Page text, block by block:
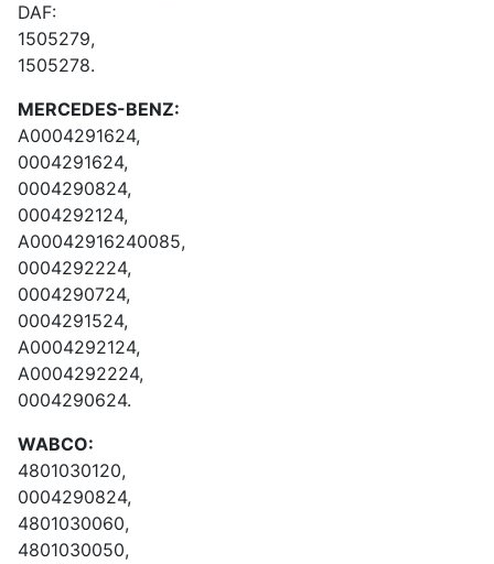
DAF:
1505279,
1505278.
MERCEDES-BENZ:
A0004291624,
0004291624,
0004290824,
0004292124,
A00042916240085,
0004292224,
0004290724,
0004291524,
A0004292124,
A0004292224,
0004290624.
WABCO:
4801030120,
0004290824,
4801030060,
4801030050,